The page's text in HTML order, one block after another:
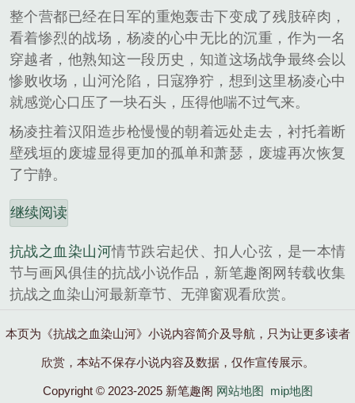
整个营都已经在日军的重炮轰击下变成了残肢碎肉，
看着惨烈的战场，杨凌的心中无比的沉重，作为一名
穿越者，他熟知这一段历史，知道这场战争最终会以
惨败收场，山河沦陷，日寇狰狞，想到这里杨凌心中
就感觉心口压了一块石头，压得他喘不过气来。
杨凌拄着汉阳造步枪慢慢的朝着远处走去，衬托着断
壁残垣的废墟显得更加的孤单和萧瑟，废墟再次恢复
了宁静。
继续阅读
抗战之血染山河情节跌宕起伏、扣人心弦，是一本情
节与画风俱佳的抗战小说作品，新笔趣阁网转载收集
抗战之血染山河最新章节、无弹窗观看欣赏。
本页为《抗战之血染山河》小说内容简介及导航，只为让更多读者
欣赏，本站不保存小说内容及数据，仅作宣传展示。
Copyright © 2023-2025 新笔趣阁 网站地图 mip地图